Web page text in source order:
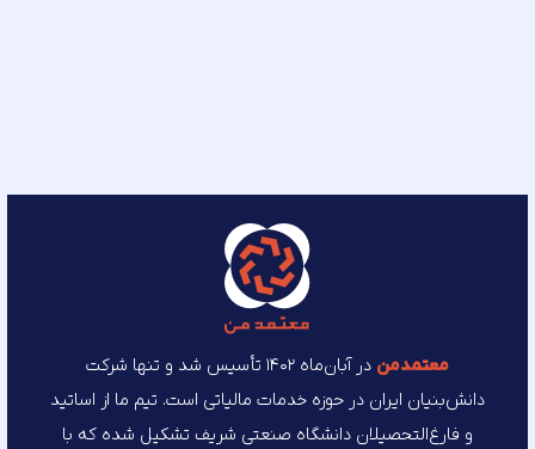
معتمد‌من
در آبان‌ماه ۱۴۰۲ تأسیس شد و تنها شرکت
دانش‌بنیان ایران در حوزه خدمات مالیاتی است. تیم ما از اساتید
و فارغ‌التحصیلان دانشگاه صنعتی شریف تشکیل شده که با